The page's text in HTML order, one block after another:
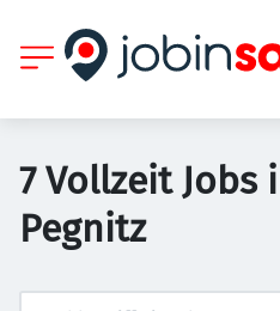
7 Vollzeit Jobs
Pegnitz